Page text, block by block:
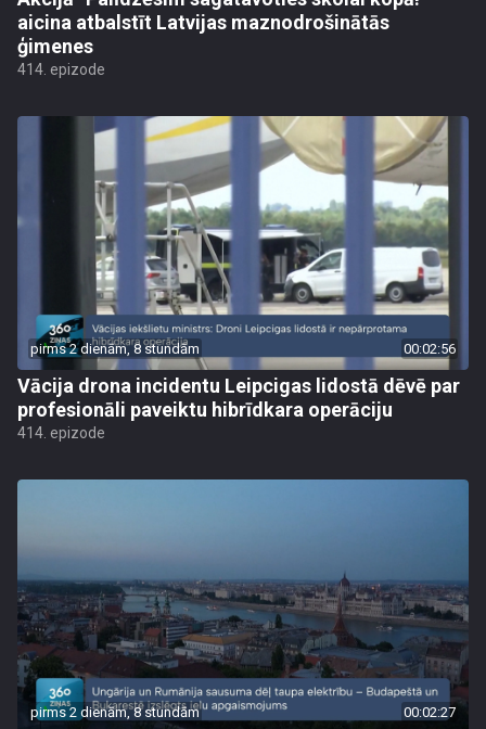
aicina atbalstīt Latvijas maznodrošinātās
ģimenes
414. epizode
pirms 2 dienām, 8 stundām 00:02:56
Vācija drona incidentu Leipcigas lidostā dēvē par
profesionāli paveiktu hibrīdkara operāciju
414. epizode
pirms 2 dienām, 8 stundām 00:02:27